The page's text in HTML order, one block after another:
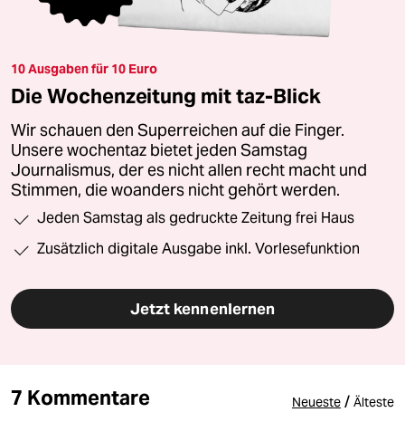
10 Ausgaben für 10 Euro
Die Wochenzeitung mit taz-Blick
Wir schauen den Superreichen auf die Finger.
Unsere wochentaz bietet jeden Samstag
Journalismus, der es nicht allen recht macht und
Stimmen, die woanders nicht gehört werden.
Jeden Samstag als gedruckte Zeitung frei Haus
Zusätzlich digitale Ausgabe inkl. Vorlesefunktion
Jetzt kennenlernen
7 Kommentare Neueste / Älteste